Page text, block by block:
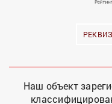
Наш объект